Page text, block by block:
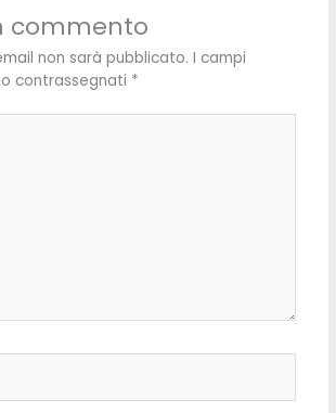
commento
non sarà pubblicato. I campi
contrassegnati *